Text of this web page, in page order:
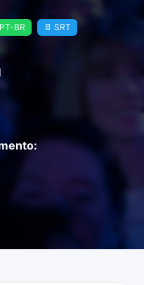
BR 📄 SRT